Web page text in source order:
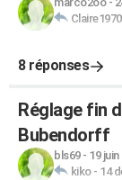
Claire1970
8 réponses
Réglage fin
Bubendorff
bls69- 19 juin
kiko- 14